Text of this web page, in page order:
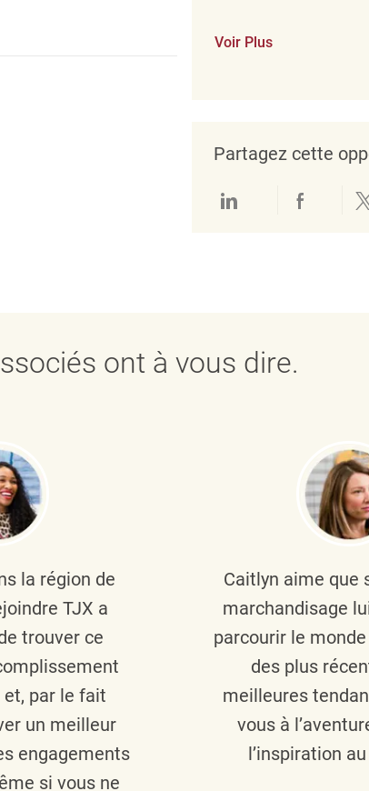
Voir Plus
Partagez cette
Partager via LinkedIn
Partager
ont à vous dire.
la région de
TJX a
trouver ce
par le fait
un meilleur
engagements
si vous ne
Caitlyn aime que
marchandisage
parcourir le
des plus
meilleures
vous à
l’inspiration